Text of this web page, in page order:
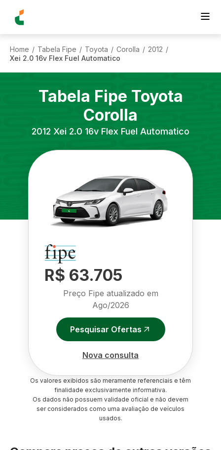
Home / Tabela Fipe / Toyota / Corolla / 2012 /
Xei 2.0 16v Flex Fuel Automatico
Tabela Fipe Toyota
Corolla
2012 Xei 2.0 16v Flex Fuel Automatico
R$ 63.705
Preço Fipe atualizado em
Ago/2026
Pesquisar Ofertas
Nova consulta
Os valores exibidos são meramente referenciais e têm
finalidade exclusivamente informativa.
Os dados não possuem validade oficial e não devem
ser considerados como uma avaliação de veículos
usados.